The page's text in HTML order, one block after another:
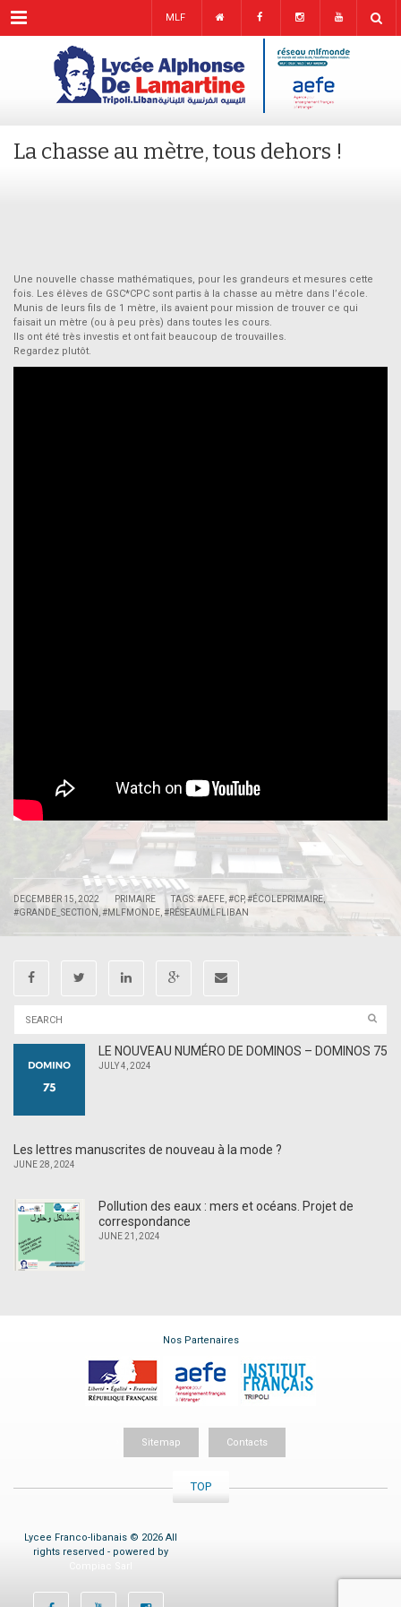
Menu MLF
La chasse au mètre, tous dehors !
Une nouvelle chasse mathématiques, pour les grandeurs et mesures cette
fois. Les élèves de GSC*CPC sont partis à la chasse au mètre dans l’école.
Munis de leurs fils de 1 mètre, ils avaient pour mission de trouver ce qui
faisait un mètre (ou à peu près) dans toutes les cours.
Ils ont été très investis et ont fait beaucoup de trouvailles.
Regardez plutôt.
DECEMBER 15, 2022 PRIMAIRE TAGS:#AEFE #CP,#ÉCOLEPRIMAIRE,
#GRANDE_SECTION #MLFMONDE #RÉSEAUMLFLIBAN
LE NOUVEAU NUMÉRO DE DOMINOS – DOMINOS 75
JULY 4, 2024
Les lettres manuscrites de nouveau à la mode ?
JUNE 28, 2024
Pollution des eaux : mers et océans. Projet de
correspondance
JUNE 21, 2024
Nos Partenaires
Sitemap Contacts
TOP
Lycee Franco-libanais © 2026 All
rights reserved - powered by